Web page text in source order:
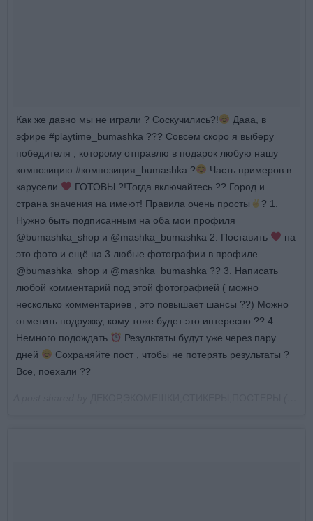
Как же давно мы не играли ? Соскучились?!
Дааа, в
эфире #playtime_bumashka ??? Совсем скоро я выберу
победителя , которому отправлю в подарок любую нашу
композицию #композиция_bumashka ?
Часть примеров в
карусели
ГОТОВЫ ?!Тогда включайтесь ?? Город и
страна значения на имеют! Правила очень просты
? 1.
Нужно быть подписанным на оба мои профиля
@bumashka_shop и @mashka_bumashka 2. Поставить
на
это фото и ещё на 3 любые фотографии в профиле
@bumashka_shop и @mashka_bumashka ?? 3. Написать
любой комментарий под этой фотографией ( можно
несколько комментариев , это повышает шансы ??) Можно
отметить подружку, кому тоже будет это интересно ?? 4.
Немного подождать
Результаты будут уже через пару
дней
Сохраняйте пост , чтобы не потерять результаты ?
Все, поехали ??